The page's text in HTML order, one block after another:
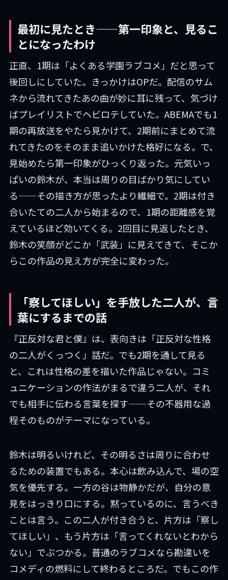
最初に見たとき——第一印象と、見るこ
とになったわけ
正直、1期は「よくある学園ラブコメ」だと思って
後回しにしていた。きっかけはOPだ。配信のサム
ネから流れてきたあの曲が妙に耳に残って、気づけ
ばプレイリストでヘビロテしていた。ABEMAでも1
期の再放送をやたら見かけて、2期前にまとめて流
れてきたのをそのまま追いかけた格好になる。で、
見始めたら第一印象がひっくり返った。元気いっ
ぱいの鈴木が、本当は周りの目ばかり気にしてい
る——その描き方が思ったより繊細で。2期は付き
合いたての二人から始まるので、1期の距離感を覚
えているほど効いてくる。2回目に見返したとき、
鈴木の笑顔がどこか「武装」に見えてきて、そこか
らこの作品の見え方が完全に変わった。
「察してほしい」を手放した二人が、言
葉にするまでの話
『正反対な君と僕』は、表向きは「正反対な性格
の二人がくっつく」話だ。でも2期を通して見る
と、これは性格の差を描いた作品じゃない。コミ
ュニケーションの作法がまるで違う二人が、それ
でも相手に伝わる言葉を探す——その不器用な過
程そのものがテーマになっている。
鈴木は明るいけれど、その明るさは周りに合わせ
るための装置でもある。本心は飲み込んで、場の空
気を優先する。一方の谷は物静かだが、自分の意
見をはっきり口にする。黙っているのに、言うべき
ことは言う。この二人が付き合うと、片方は「察し
てほしい」、もう片方は「言ってくれないとわから
ない」でぶつかる。普通のラブコメなら勘違いを
コメディの燃料にして終わるところだ。でもこの作